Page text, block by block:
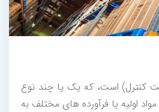
کنترل) است، که یک یا چند نوع
اولیه یا فرآورده های مختلف به